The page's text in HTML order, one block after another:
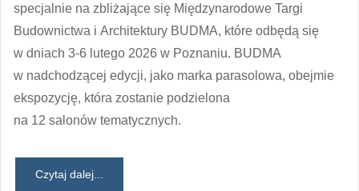
specjalnie na zbliżające się Międzynarodowe Targi
Budownictwa i Architektury BUDMA, które odbędą się
w dniach 3-6 lutego 2026 w Poznaniu. BUDMA
w nadchodzącej edycji, jako marka parasolowa, obejmie
ekspozycję, która zostanie podzielona
na 12 salonów tematycznych.
Czytaj dalej...